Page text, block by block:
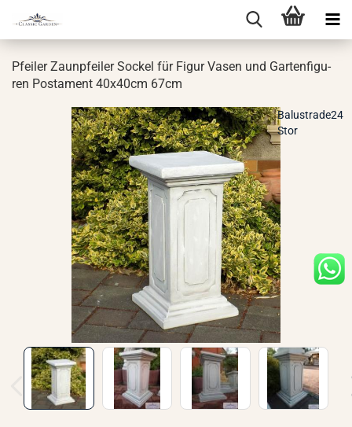
Pfei­ler Zaun­pfei­ler So­ckel für Figur Vasen und Gar­ten­fi­gu­
ren Pos­ta­ment 40x40cm 67cm
Balustrade24
Stor